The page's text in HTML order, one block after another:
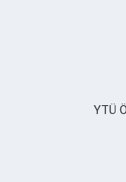
YTÜ